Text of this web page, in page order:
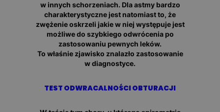
w innych schorzeniach. Dla astmy bardzo
charakterystyczne jest natomiast to, że
zwężenie oskrzeli jakie w niej występuje jest
możliwe do szybkiego odwrócenia po
zastosowaniu pewnych leków.
To właśnie zjawisko znalazło zastosowanie
w diagnostyce.
TEST ODWRACALNOŚCI OBTURACJI